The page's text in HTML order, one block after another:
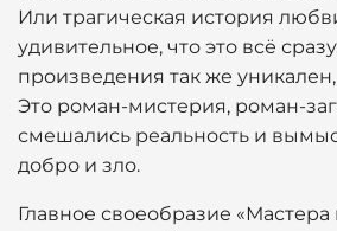
Или трагическая история
удивительное, что это всё
произведения так же
Это роман-мистерия, роман-
смешались реальность и
добро и зло.
Главное своеобразие